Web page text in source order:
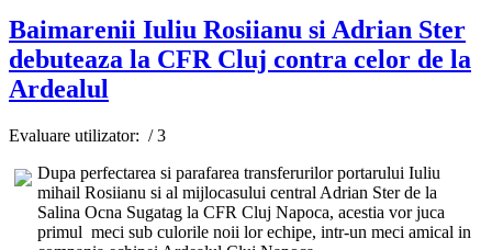
Baimarenii Iuliu Rosiianu si Adrian Ster
debuteaza la CFR Cluj contra celor de la
Ardealul
Evaluare utilizator: / 3
Dupa perfectarea si parafarea transferurilor portarului Iuliu
mihail Rosiianu si al mijlocasului central Adrian Ster de la
Salina Ocna Sugatag la CFR Cluj Napoca, acestia vor juca
primul meci sub culorile noii lor echipe, intr-un meci amical in